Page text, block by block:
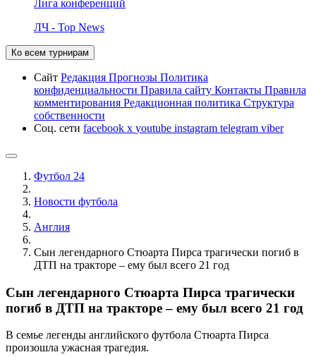
Лига конференций
ЛЧ - Top News
Ко всем турнирам
Сайт Редакция Прогнозы Политика
конфиденциальности Правила сайту Контакты Правила
комментирования Редакционная политика Структура
собственности
Соц. сети facebook x youtube instagram telegram viber
Футбол 24
Новости футбола
Англия
Сын легендарного Стюарта Пирса трагически погиб в
ДТП на тракторе – ему был всего 21 год
Сын легендарного Стюарта Пирса трагически
погиб в ДТП на тракторе – ему был всего 21 год
В семье легенды английского футбола Стюарта Пирса
произошла ужасная трагедия.